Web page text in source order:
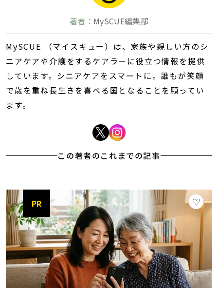
著者： MySCUE編集部
MySCUE （マイスキュー）は、家族や親しい方のシ
ニアケアや介護をするケアラーに役立つ情報を提供
しています。シニアケアをスマートに。誰もが笑顔
で歳を重ね長生きを喜べる国となることを願ってい
ます。
この著者のこれまでの記事
PR